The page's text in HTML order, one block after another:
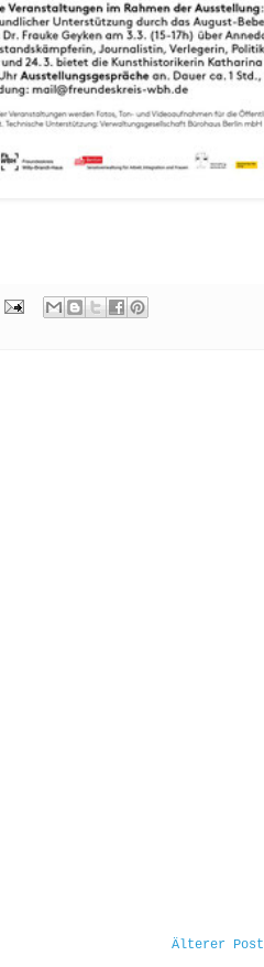
Älterer Post